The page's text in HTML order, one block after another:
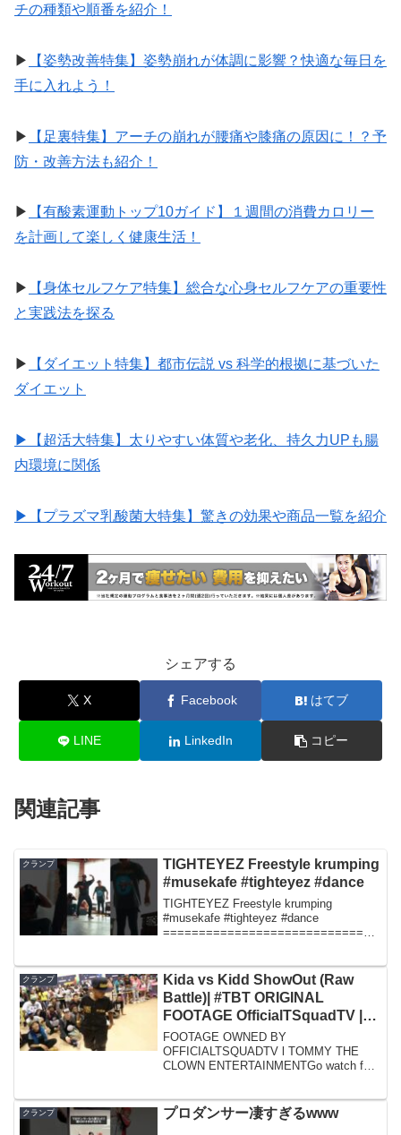
チの種類や順番を紹介！
▶︎
【姿勢改善特集】姿勢崩れが体調に影響？快適な毎日を
手に入れよう！
▶︎
【足裏特集】アーチの崩れが腰痛や膝痛の原因に！？予
防・改善方法も紹介！
▶︎
【有酸素運動トップ10ガイド】１週間の消費カロリー
を計画して楽しく健康生活！
▶︎
【身体セルフケア特集】総合な心身セルフケアの重要性
と実践法を探る
▶︎
【ダイエット特集】都市伝説 vs 科学的根拠に基づいた
ダイエット
▶︎【超活大特集】太りやすい体質や老化、持久力UPも腸
内環境に関係
▶︎【プラズマ乳酸菌大特集】驚きの効果や商品一覧を紹介
シェアする
X Facebook はてブ
LINE LinkedIn コピー
関連記事
クランプ
TIGHTEYEZ Freestyle krumping
#musekafe #tighteyez #dance
TIGHTEYEZ Freestyle krumping
#musekafe #tighteyez #dance
==============================
クランプ
Kida vs Kidd ShowOut (Raw
Battle)| #TBT ORIGINAL
FOOTAGE OfficialTSquadTV |
Tommy The Clown
FOOTAGE OWNED BY
OFFICIALTSQUADTV l TOMMY THE
CLOWN ENTERTAINMENTGo watch full
クランプ プロダンサー凄すぎるwww